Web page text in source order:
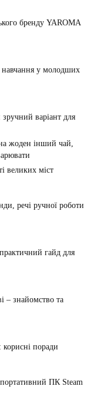
бренду YAROMA
навчання у молодших
варіант для
жоден інший чай,
великих міст
речі ручної роботи
гайд для
– знайомство та
поради
ПК Steam